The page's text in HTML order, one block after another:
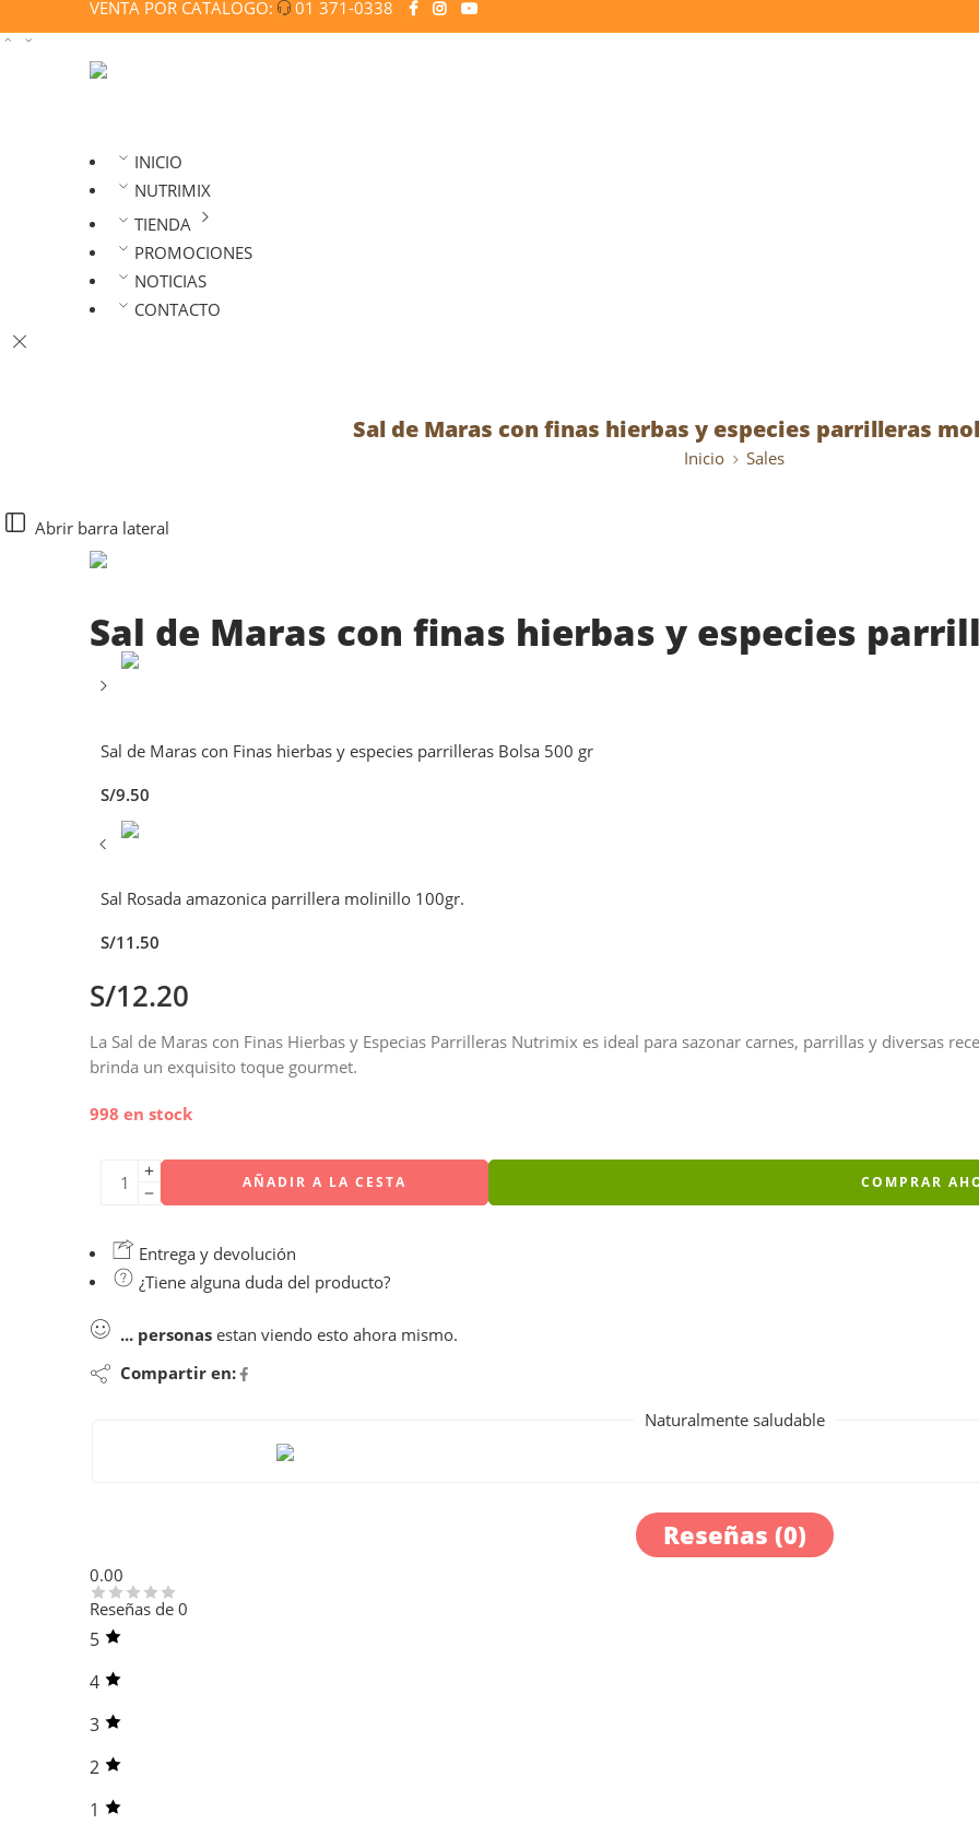
VENTA POR CATALOGO: 01 371-0338
INICIO
NUTRIMIX
TIENDA
PROMOCIONES
NOTICIAS
CONTACTO
Sal de Maras con finas hierbas y especies parrilleras
Inicio Sales
Abrir barra lateral
Sal de Maras con finas hierbas y especies
Sal de Maras con Finas hierbas y especies parrilleras Bolsa 500 gr
S/9.50
Sal Rosada amazonica parrillera molinillo 100gr.
S/11.50
S/12.20
La Sal de Maras con Finas Hierbas y Especias Parrilleras Nutrimix es ideal para sazonar carnes, parrillas y diversas
brinda un exquisito toque gourmet.
998 en stock
AÑADIR A LA CESTA COMPRAR
Entrega y devolución
¿Tiene alguna duda del producto?
... personas estan viendo esto ahora mismo.
Compartir en:
Naturalmente saludable
Reseñas (0)
0.00
Reseñas de 0
5
4
3
2
1